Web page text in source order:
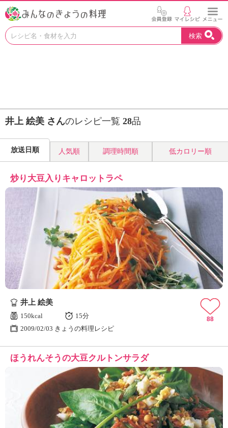
お
見
つ
よ
う
N
H
K
エ
デ
ュ
ケ
ー
シ
ョ
ナ
ん
の
き
ょ
う
の
料
理
」
検索
井上 絵美 さんのレシピ一覧 28品
放送日順 人気順 調理時間順 低カロリー順
炒り大豆入りキャロットラペ
井上 絵美
150kcal
15分
2009/02/03 きょうの料理レシピ
88
ほうれんそうの大豆クルトンサラダ